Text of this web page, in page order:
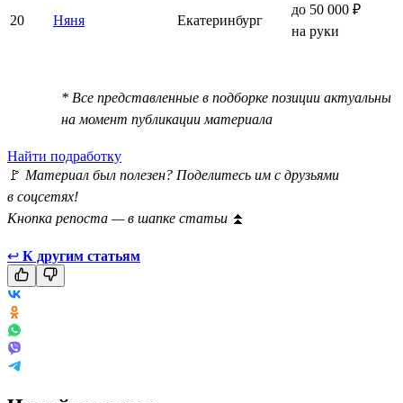
20 Няня Екатеринбург
до 50 000 ₽
на руки
* Все представленные в подборке позиции актуальны
на момент публикации материала
Найти подработку
🚩 Материал был полезен? Поделитесь им с друзьями
в соцсетях!
Кнопка репоста — в шапке статьи ⏫
↩ К другим статьям